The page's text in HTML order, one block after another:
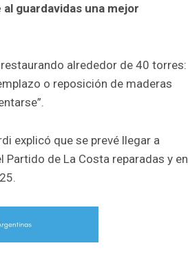
guardavidas una mejor
alrededor de 40 torres:
o reposición de maderas
explicó que se prevé llegar a
de La Costa reparadas y en